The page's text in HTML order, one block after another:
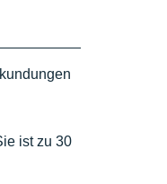
ist zu 30